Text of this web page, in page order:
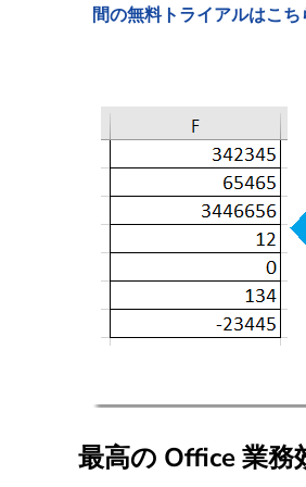
間の無料トライアルはこ
最高の Office 業務